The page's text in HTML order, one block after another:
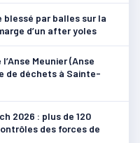
blessé par balles sur la
d’un after yoles
Meunier (Anse
de déchets à Sainte-
2026 : plus de 120
des forces de